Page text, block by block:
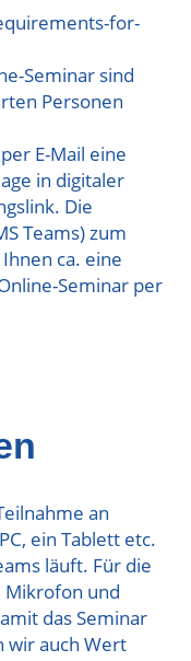
for-
Seminar sind
Personen
E-Mail eine
in digitaler
Die
Teams) zum
ca. eine
Seminar per
an
ein Tablett etc.
läuft. Für die
Mikrofon und
das Seminar
wir auch Wert